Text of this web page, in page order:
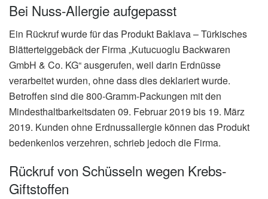
Bei Nuss-Allergie aufgepasst
Ein Rückruf wurde für das Produkt Baklava – Türkisches
Blätterteiggebäck der Firma „Kutucuoglu Backwaren
GmbH & Co. KG“ ausgerufen, weil darin Erdnüsse
verarbeitet wurden, ohne dass dies deklariert wurde.
Betroffen sind die 800-Gramm-Packungen mit den
Mindesthaltbarkeitsdaten 09. Februar 2019 bis 19. März
2019. Kunden ohne Erdnussallergie können das Produkt
bedenkenlos verzehren, schrieb jedoch die Firma.
Rückruf von Schüsseln wegen Krebs-
Giftstoffen